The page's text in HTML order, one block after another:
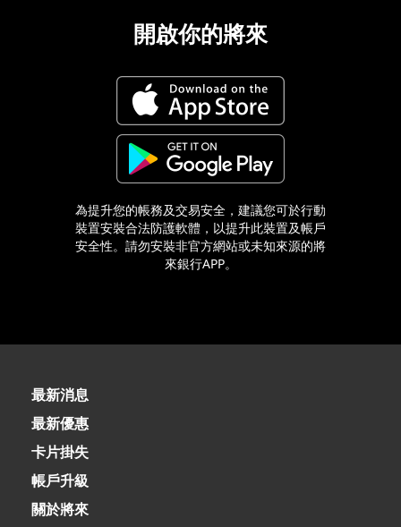
02-8979-6600
開啟你的將來
為提升您的帳務及交易安全，建議您可於行動
裝置安裝合法防護軟體，以提升此裝置及帳戶
安全性。請勿安裝非官方網站或未知來源的將
來銀行APP。
最新消息
最新優惠
卡片掛失
帳戶升級
關於將來